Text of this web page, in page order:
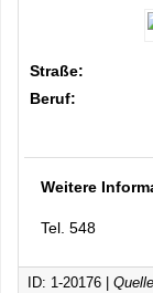
Straße:
Beruf:
Weitere
Tel. 548
ID: 1-20176 |